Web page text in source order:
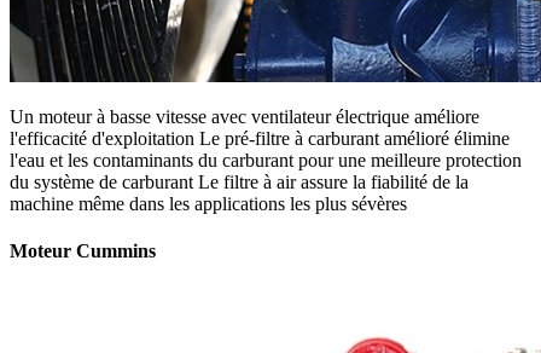
Un moteur à basse vitesse avec ventilateur électrique améliore
l'efficacité d'exploitation Le pré-filtre à carburant amélioré élimine
l'eau et les contaminants du carburant pour une meilleure protection
du système de carburant Le filtre à air assure la fiabilité de la
machine même dans les applications les plus sévères
Moteur Cummins